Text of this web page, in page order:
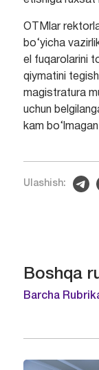
OTMlar
bo‘yicha
el fuqarolarini
qiymatini
magistratura
uchun
kam
Ulashish:
Boshqa
Barcha